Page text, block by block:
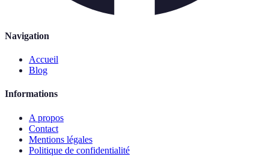
Navigation
Accueil
Blog
Informations
A propos
Contact
Mentions légales
Politique de confidentialité